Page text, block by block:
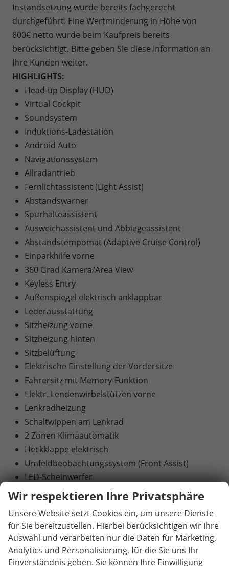
Instandsetzung wurde bereits fachgerecht
durchgeführt. Eine Wertminderung in Höhe von
800€ netto wurde beim Kaufpreis bereits
berücksichtigt. Bitte geben Sie diese Information an
Ihre Kunden weiter.
HIGHLIGHTS:
Head-up Display (HUD)
Virtual Cockpit
Soundsystem
Induktions-Ladestation
Android Auto
Navigationssystem
Allradantrieb
Fernlichtassistent (Light Assist)
Abstandswarner
Spurhalteassistent
Ausweichassistent und Abbiegeassistent
Abstandstempomat (Adaptive Cruise Control)
Einparkhilfe vorne
360 Grad Kamera/Area View
Keyless Entry
Außenspiegel elektrisch anklappbar
Lederausstattung
Sitzheizung vorne
Sitzheizung hinten
Sitzbelüftung
Elektrische Einstellung der Vordersitze
Fahrersitz mit Memory-Funktion
Elektr. Lendenwirbelstützen vorne
Lenkradheizung
Schaltwippen am Lenkrad
2 Zonen Klimaautomatik
Heckklappe elektrisch
Umfeldbeobachtungssystem (Front Assist)
LED-Scheinwerfer
MULTIMEDIA UND KOMMUNIKATION:
Bordcomputer
Radio
DAB Receiver
Bluetooth
Wir respektieren Ihre Privatsphäre
Unsere Website setzt Cookies ein, um unsere Dienste
für Sie bereitzustellen. Hierbei berücksichtigen wir Ihre
Auswahl und verarbeiten nur die Daten für Marketing,
Analytics und Personalisierung, für die Sie uns Ihr
Einverständnis geben. Sie können Ihre Einwilligung